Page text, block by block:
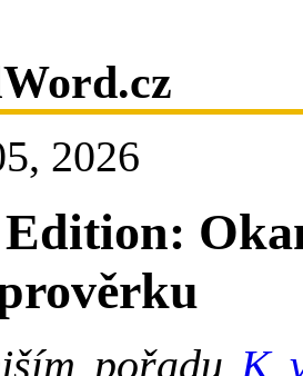
2026
pořaduK